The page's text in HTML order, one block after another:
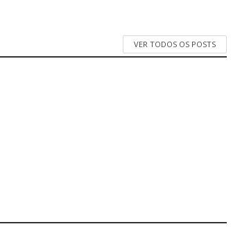
VER TODOS OS POSTS